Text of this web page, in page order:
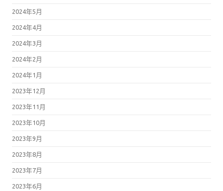
2024年5月
2024年4月
2024年3月
2024年2月
2024年1月
2023年12月
2023年11月
2023年10月
2023年9月
2023年8月
2023年7月
2023年6月